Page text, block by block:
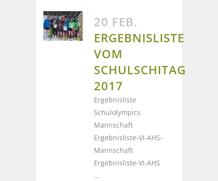
20 FEB.
ERGEBNISLISTE
VOM
SCHULSCHITAG
2017
Ergebnisliste
Schulolympics
Mannschaft
Ergebnisliste-VI-AHS-
Mannschaft
Ergebnisliste-VI-AHS
...